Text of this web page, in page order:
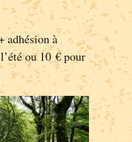
adhésion à
ou 10 € pour